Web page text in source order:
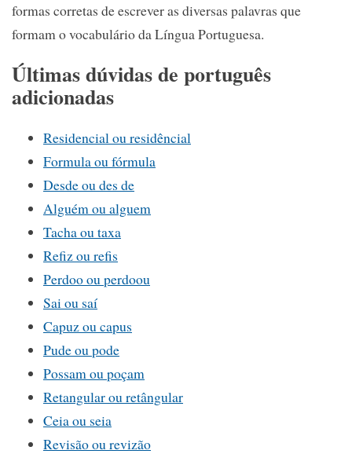
formas corretas de escrever as diversas palavras que
formam o vocabulário da Língua Portuguesa.
Últimas dúvidas de português
adicionadas
Residencial ou residêncial
Formula ou fórmula
Desde ou des de
Alguém ou alguem
Tacha ou taxa
Refiz ou refis
Perdoo ou perdoou
Sai ou saí
Capuz ou capus
Pude ou pode
Possam ou poçam
Retangular ou retângular
Ceia ou seia
Revisão ou revizão